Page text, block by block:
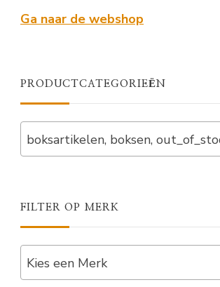
Ga naar de webshop
PRODUCTCATEGORIEËN
boksartikelen, boksen, out_of_stock, overig,
FILTER OP MERK
Kies een Merk